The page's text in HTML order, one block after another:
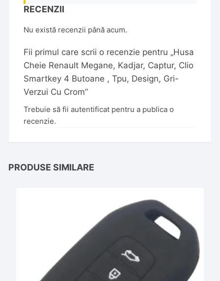
RECENZII
Nu există recenzii până acum.
Fii primul care scrii o recenzie pentru „Husa
Cheie Renault Megane, Kadjar, Captur, Clio
Smartkey 4 Butoane , Tpu, Design, Gri-
Verzui Cu Crom”
Trebuie să fiiautentificat pentru a publica o
recenzie.
PRODUSE SIMILARE